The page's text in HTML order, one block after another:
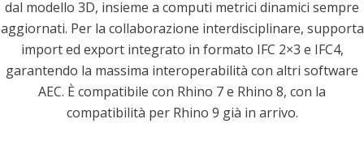
dal modello 3D, insieme a computi metrici dinamici sempre
aggiornati. Per la collaborazione interdisciplinare, supporta
import ed export integrato in formato IFC 2×3 e IFC4,
garantendo la massima interoperabilità con altri software
AEC. È compatibile con Rhino 7 e Rhino 8, con la
compatibilità per Rhino 9 già in arrivo.